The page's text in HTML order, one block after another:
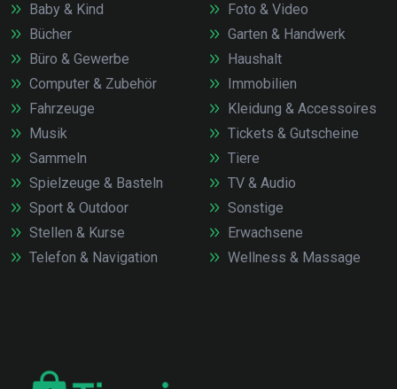
Baby & Kind
Bücher
Büro & Gewerbe
Computer & Zubehör
Fahrzeuge
Foto & Video
Garten & Handwerk
Haushalt
Immobilien
Kleidung & Accessoires
Musik
Sammeln
Spielzeuge & Basteln
Sport & Outdoor
Stellen & Kurse
Telefon & Navigation
Tickets & Gutscheine
Tiere
TV & Audio
Sonstige
Erwachsene
Wellness & Massage